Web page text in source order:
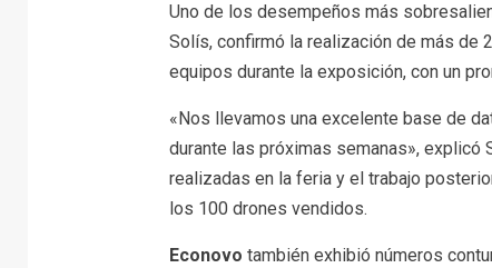
Uno de los desempeños más
Solís, confirmó la realización de más de
equipos durante la exposición, con un
«Nos llevamos una excelente base de
durante las próximas semanas», explicó
realizadas en la feria y el trabajo
los 100 drones vendidos.
Econovo también exhibió números